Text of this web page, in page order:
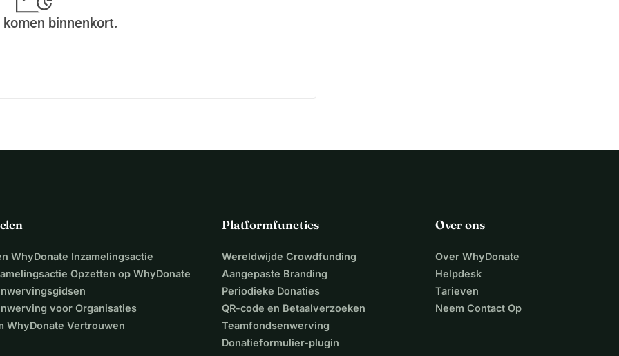
naar liesopstageinsuriname@gmail.com
en niet voor de andere ontvangers) maillijst aanmaken
komen binnenkort.
WhyDonate Inzamelingsactie
Opzetten op WhyDonate
voor Organisaties
WhyDonate Vertrouwen
Platformfuncties
Wereldwijde Crowdfunding
Aangepaste Branding
Periodieke Donaties
QR-code en Betaalverzoeken
Teamfondsenwerving
Donatieformulier-plugin
Over ons
Over WhyDonate
Helpdesk
Tarieven
Neem Contact Op